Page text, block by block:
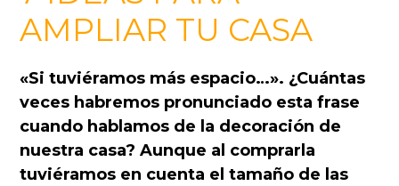
AMPLIAR TU CASA
«Si tuviéramos más espacio…». ¿Cuántas
veces habremos pronunciado esta frase
cuando hablamos de la decoración de
nuestra casa? Aunque al comprarla
tuviéramos en cuenta el tamaño de las